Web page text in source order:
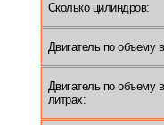
Сколько цилиндров:
Двигатель по объему
Двигатель по объему в
литрах: